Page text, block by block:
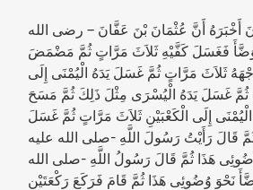
أَخْبَرَهُ أَنَّ عُثْمَانَ بْنَ عَفَّانَ – رضى الله
فَغَسَلَ كَفَّيْهِ ثَلاَثَ مَرَّاتٍ ثُمَّ مَضْمَضَ
ثَلاَثَ مَرَّاتٍ ثُمَّ غَسَلَ يَدَهُ الْيُمْنَى إِلَى
ثُمَّ غَسَلَ يَدَهُ الْيُسْرَى مِثْلَ ذَلِكَ ثُمَّ مَسَحَ
إِلَى الْكَعْبَيْنِ ثَلاَثَ مَرَّاتٍ ثُمَّ غَسَلَ
قَالَ رَأَيْتُ رَسُولَ اللَّهِ -صلى الله عليه
هَذَا ثُمَّ قَالَ رَسُولُ اللَّهِ -صلى الله
نَحْوَ وُضُوئِى هَذَا ثُمَّ قَامَ فَرَكَعَ رَكْعَتَيْنِ